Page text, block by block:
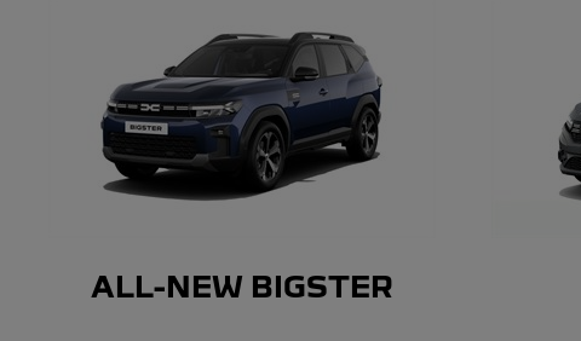
ALL-NEW BIGSTER